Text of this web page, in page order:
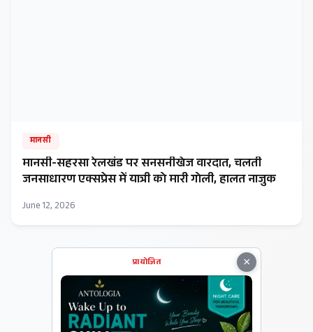
मानसी
मानसी-सहरसा रेलखंड पर सनसनीखेज वारदात, चलती
जनसाधारण एक्सप्रेस में यात्री को मारी गोली, हालत नाजुक
June 12, 2026
×
प्रायोजित